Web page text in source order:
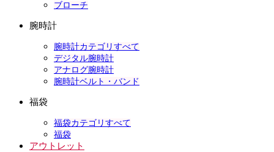
ブローチ
腕時計
腕時計カテゴリすべて
デジタル腕時計
アナログ腕時計
腕時計ベルト・バンド
福袋
福袋カテゴリすべて
福袋
アウトレット